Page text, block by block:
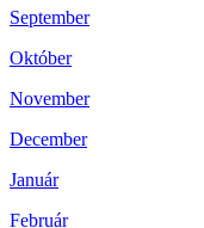
September
Október
November
December
Január
Február